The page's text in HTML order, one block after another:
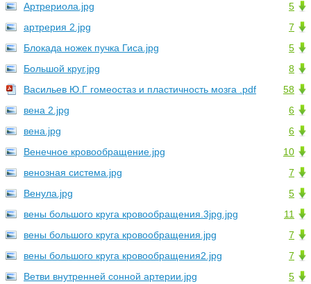
5
Артрериола.jpg
7
артрерия 2.jpg
5
Блокада ножек пучка Гиса.jpg
8
Большой круг.jpg
58
Васильев Ю.Г гомеостаз и пластичность мозга .pdf
6
вена 2.jpg
6
вена.jpg
10
Венечное кровообращение.jpg
7
венозная система.jpg
5
Венула.jpg
11
вены большого круга кровообращения.3jpg.jpg
7
вены большого круга кровообращения.jpg
7
вены большого круга кровообращения2.jpg
5
Ветви внутренней сонной артерии.jpg